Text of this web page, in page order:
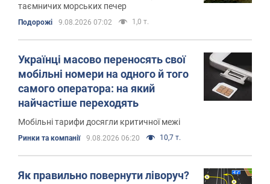
таємничих морських печер
Подорожі 9.08.2026 07:02 1,0 т.
Українці масово переносять свої
мобільні номери на одного й того
самого оператора: на який
найчастіше переходять
Мобільні тарифи досягли критичної межі
Ринки та компанії 9.08.2026 06:20 10,7 т.
Як правильно повернути ліворуч?